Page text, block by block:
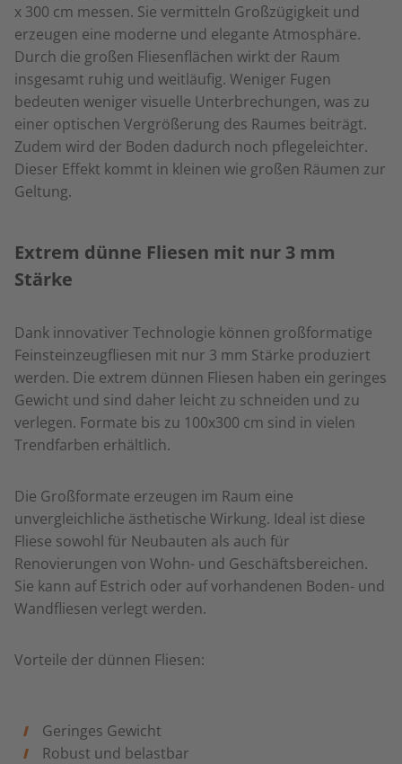
x 300 cm messen. Sie vermitteln Großzügigkeit und
erzeugen eine moderne und elegante Atmosphäre.
Durch die großen Fliesenflächen wirkt der Raum
insgesamt ruhig und weitläufig. Weniger Fugen
bedeuten weniger visuelle Unterbrechungen, was zu
einer optischen Vergrößerung des Raumes beiträgt.
Zudem wird der Boden dadurch noch pflegeleichter.
Dieser Effekt kommt in kleinen wie großen Räumen zur
Geltung.
Extrem dünne Fliesen mit nur 3 mm
Stärke
Dank innovativer Technologie können großformatige
Feinsteinzeugfliesen mit nur 3 mm Stärke produziert
werden. Die extrem dünnen Fliesen haben ein geringes
Gewicht und sind daher leicht zu schneiden und zu
verlegen. Formate bis zu 100x300 cm sind in vielen
Trendfarben erhältlich.
Die Großformate erzeugen im Raum eine
unvergleichliche ästhetische Wirkung. Ideal ist diese
Fliese sowohl für Neubauten als auch für
Renovierungen von Wohn- und Geschäftsbereichen.
Sie kann auf Estrich oder auf vorhandenen Boden- und
Wandfliesen verlegt werden.
Vorteile der dünnen Fliesen:
Geringes Gewicht
Robust und belastbar